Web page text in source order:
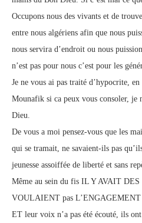
Occupons nous des vivants et de
entre nous algériens afin que nous
nous servira d’endroit ou nous
n’est pas pour nous c’est pour les
Je ne vous ai pas traité d’hypocrite,
Mounafik si ca peux vous consoler, je
Dieu.
De vous a moi pensez-vous que les
qui se tramait, ne savaient-ils pas
jeunesse assoiffée de liberté et sans
Même au sein du fis IL Y AVAIT
VOULAIENT pas
ET leur voix n’a pas été écouté, ils